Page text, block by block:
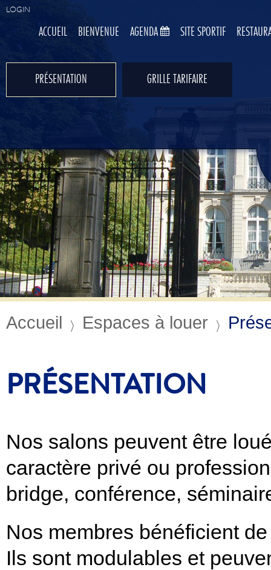
LOGIN
ACCUEIL BIENVENUE AGENDA SITE SPORTIF
PRÉSENTATION GRILLE TARIFAIRE
Accueil Espaces à louer
PRÉSENTATION
Nos salons peuvent être
caractère privé ou
bridge, conférence,
Nos membres bénéficient
Ils sont modulables et